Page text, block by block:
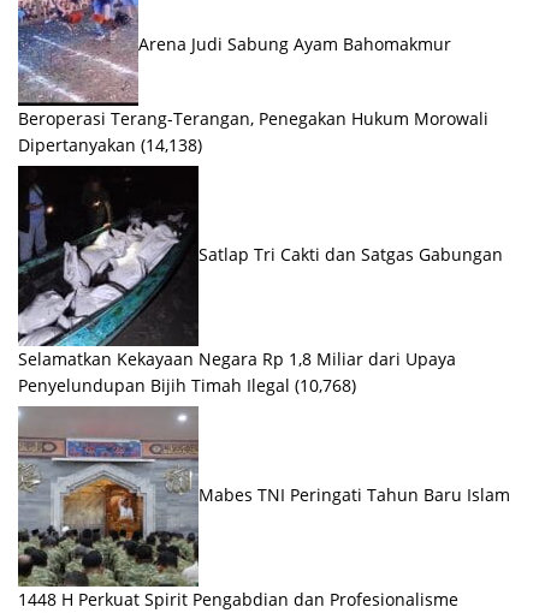
Arena Judi Sabung Ayam Bahomakmur
Beroperasi Terang-Terangan, Penegakan Hukum Morowali
Dipertanyakan (14,138)
Satlap Tri Cakti dan Satgas Gabungan
Selamatkan Kekayaan Negara Rp 1,8 Miliar dari Upaya
Penyelundupan Bijih Timah Ilegal (10,768)
Mabes TNI Peringati Tahun Baru Islam
1448 H Perkuat Spirit Pengabdian dan Profesionalisme